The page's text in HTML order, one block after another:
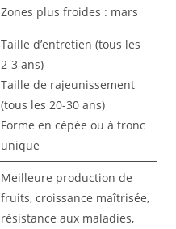
Zones plus froides : mars
Taille d’entretien (tous les
2-3 ans)
Taille de rajeunissement
(tous les 20-30 ans)
Forme en cépée ou à tronc
unique
Meilleure production de
fruits, croissance maîtrisée,
résistance aux maladies,